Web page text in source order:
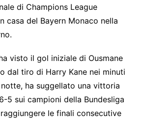
di Champions League
casa del Bayern Monaco nella
visto il gol iniziale di Ousmane
dal tiro di Harry Kane nei minuti
ha suggellato una vittoria
5 sui campioni della Bundesliga
le finali consecutive